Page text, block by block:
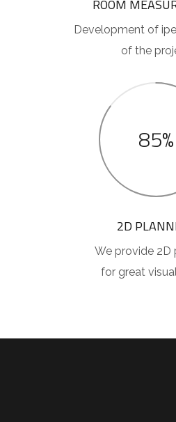
ROOM
Development of
of the
85%
2D
We provide 2D
for great